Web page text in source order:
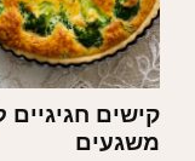
קישים חגיגיים
משגעים